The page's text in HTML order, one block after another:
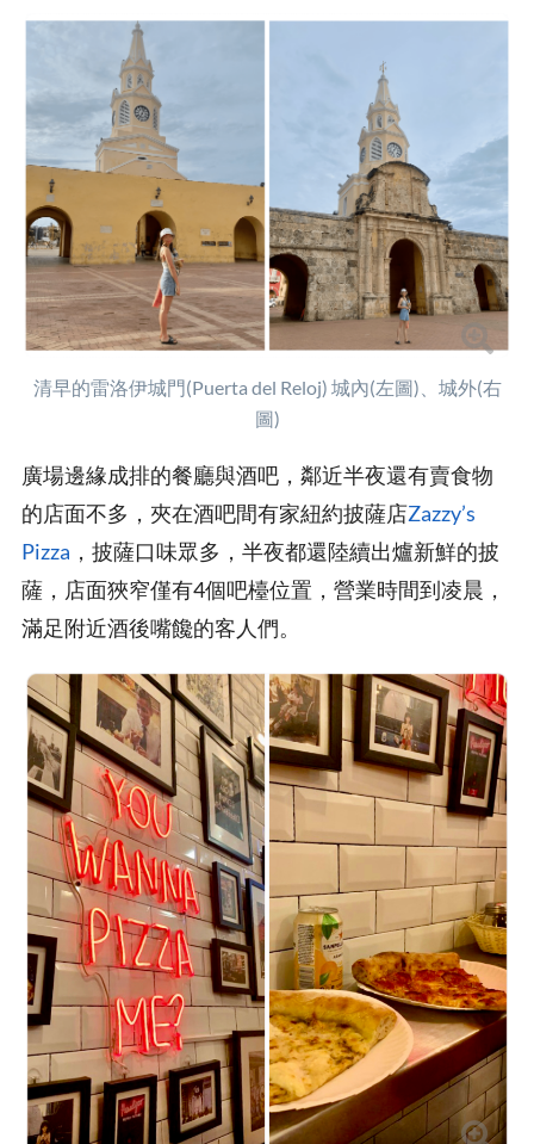
清早的雷洛伊城門(Puerta del Reloj) 城內(左圖)、城外(右
圖)
廣場邊緣成排的餐廳與酒吧，鄰近半夜還有賣食物
的店面不多，夾在酒吧間有家紐約披薩店Zazzy’s
Pizza ，披薩口味眾多，半夜都還陸續出爐新鮮的披
薩，店面狹窄僅有4個吧檯位置，營業時間到凌晨，
滿足附近酒後嘴饞的客人們。